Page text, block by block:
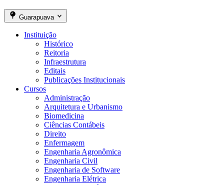
Guarapuava
Instituição
Histórico
Reitoria
Infraestrutura
Editais
Publicações Institucionais
Cursos
Administração
Arquitetura e Urbanismo
Biomedicina
Ciências Contábeis
Direito
Enfermagem
Engenharia Agronômica
Engenharia Civil
Engenharia de Software
Engenharia Elétrica